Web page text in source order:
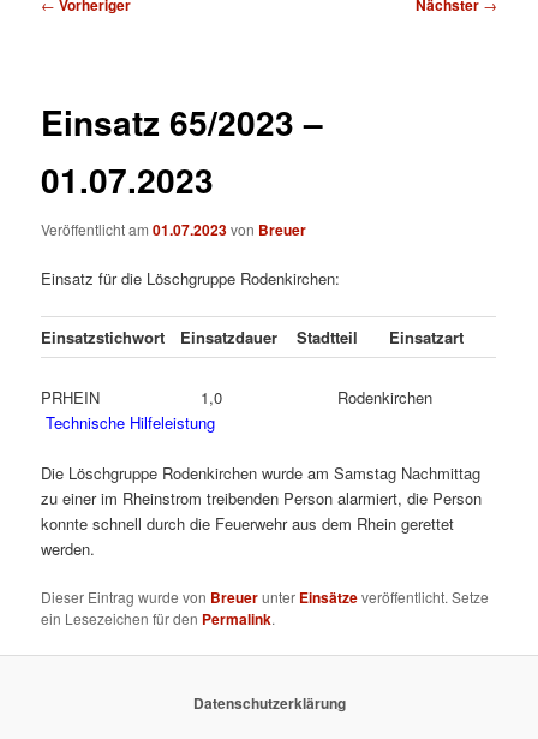
← Vorheriger Nächster →
Einsatz 65/2023 –
01.07.2023
Veröffentlicht am01.07.2023von Breuer
Einsatz für die Löschgruppe Rodenkirchen:
Einsatzstichwort Einsatzdauer Stadtteil Einsatzart
PRHEIN 1,0 Rodenkirchen
Technische Hilfeleistung
Die Löschgruppe Rodenkirchen wurde am Samstag Nachmittag
zu einer im Rheinstrom treibenden Person alarmiert, die Person
konnte schnell durch die Feuerwehr aus dem Rhein gerettet
werden.
Dieser Eintrag wurde von Breuerunter Einsätzeveröffentlicht. Setze
ein Lesezeichen für den Permalink.
Datenschutzerklärung